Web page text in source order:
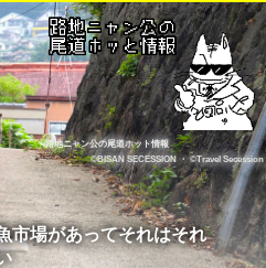
路地ニャン公の尾道ホット情報
©BISAN SECESSION
・©Travel Secession
市場があってそれはそれ